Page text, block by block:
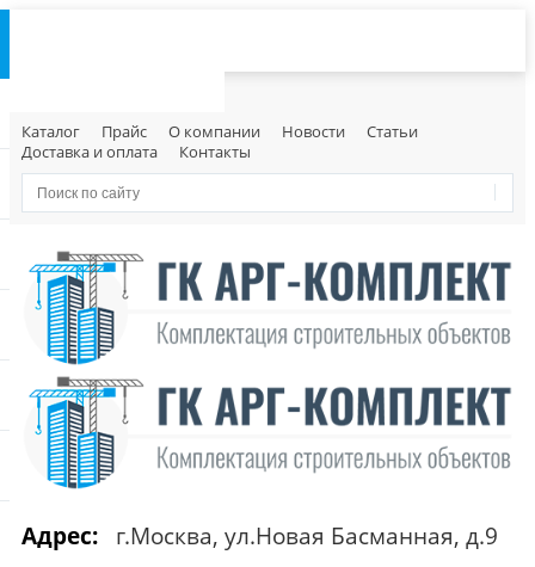
Каталог Прайс О компании Новости
Статьи
Доставка и оплата
Контакты
Адрес:
г.Москва, ул.Новая Басманная, д.9